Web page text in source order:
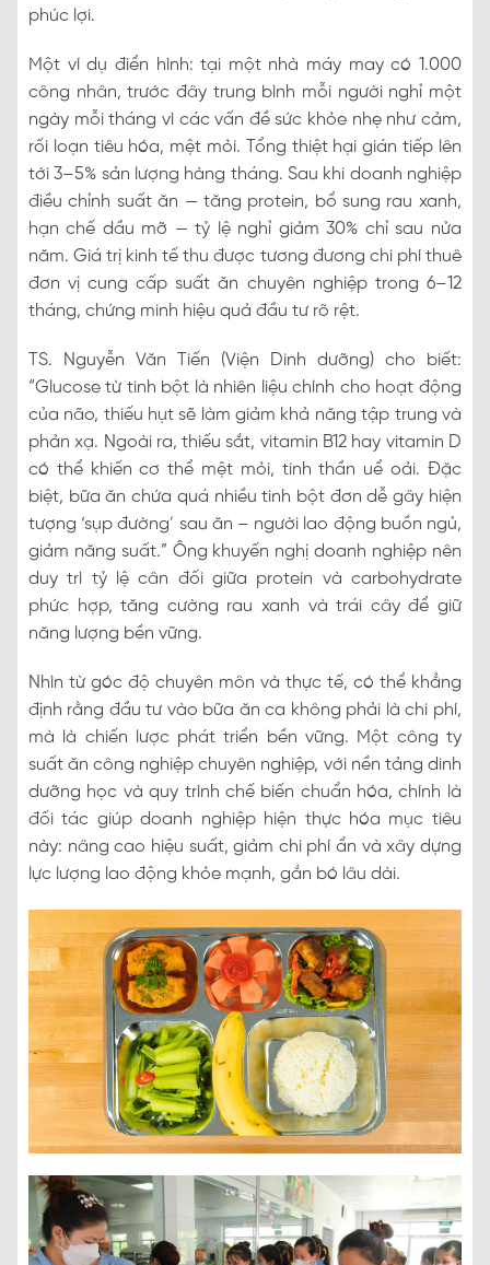
phúc lợi.
Một ví dụ điển hình: tại một nhà máy may có 1.000
công nhân, trước đây trung bình mỗi người nghỉ một
ngày mỗi tháng vì các vấn đề sức khỏe nhẹ như cảm,
rối loạn tiêu hóa, mệt mỏi. Tổng thiệt hại gián tiếp lên
tới 3–5% sản lượng hàng tháng. Sau khi doanh nghiệp
điều chỉnh suất ăn — tăng protein, bổ sung rau xanh,
hạn chế dầu mỡ — tỷ lệ nghỉ giảm 30% chỉ sau nửa
năm. Giá trị kinh tế thu được tương đương chi phí thuê
đơn vị cung cấp suất ăn chuyên nghiệp trong 6–12
tháng, chứng minh hiệu quả đầu tư rõ rệt.
TS. Nguyễn Văn Tiến (Viện Dinh dưỡng) cho biết:
“Glucose từ tinh bột là nhiên liệu chính cho hoạt động
của não, thiếu hụt sẽ làm giảm khả năng tập trung và
phản xạ. Ngoài ra, thiếu sắt, vitamin B12 hay vitamin D
có thể khiến cơ thể mệt mỏi, tinh thần uể oải. Đặc
biệt, bữa ăn chứa quá nhiều tinh bột đơn dễ gây hiện
tượng ‘sụp đường’ sau ăn – người lao động buồn ngủ,
giảm năng suất.” Ông khuyến nghị doanh nghiệp nên
duy trì tỷ lệ cân đối giữa protein và carbohydrate
phức hợp, tăng cường rau xanh và trái cây để giữ
năng lượng bền vững.
Nhìn từ góc độ chuyên môn và thực tế, có thể khẳng
định rằng đầu tư vào bữa ăn ca không phải là chi phí,
mà là chiến lược phát triển bền vững. Một công ty
suất ăn công nghiệp chuyên nghiệp, với nền tảng dinh
dưỡng học và quy trình chế biến chuẩn hóa, chính là
đối tác giúp doanh nghiệp hiện thực hóa mục tiêu
này: nâng cao hiệu suất, giảm chi phí ẩn và xây dựng
lực lượng lao động khỏe mạnh, gắn bó lâu dài.